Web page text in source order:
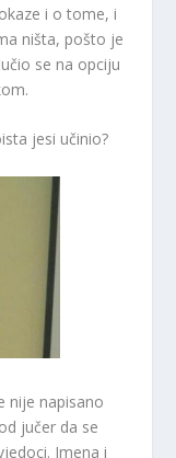
i o tome, i
ništa, pošto je
se na opciju
jesi učinio?
nije napisano
jučer da se
Imena i